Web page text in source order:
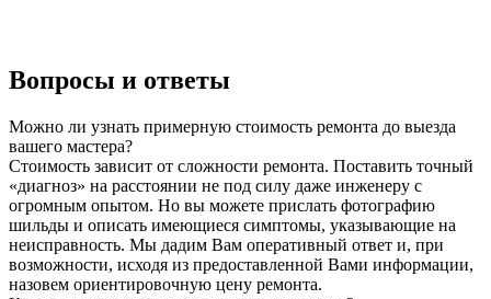
Вопросы и ответы
Можно ли узнать примерную стоимость ремонта до выезда
вашего мастера?
Стоимость зависит от сложности ремонта. Поставить точный
«диагноз» на расстоянии не под силу даже инженеру с
огромным опытом. Но вы можете прислать фотографию
шильды и описать имеющиеся симптомы, указывающие на
неисправность. Мы дадим Вам оперативный ответ и, при
возможности, исходя из предоставленной Вами информации,
назовем ориентировочную цену ремонта.